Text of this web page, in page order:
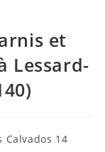
et
Lessard-
Calvados 14